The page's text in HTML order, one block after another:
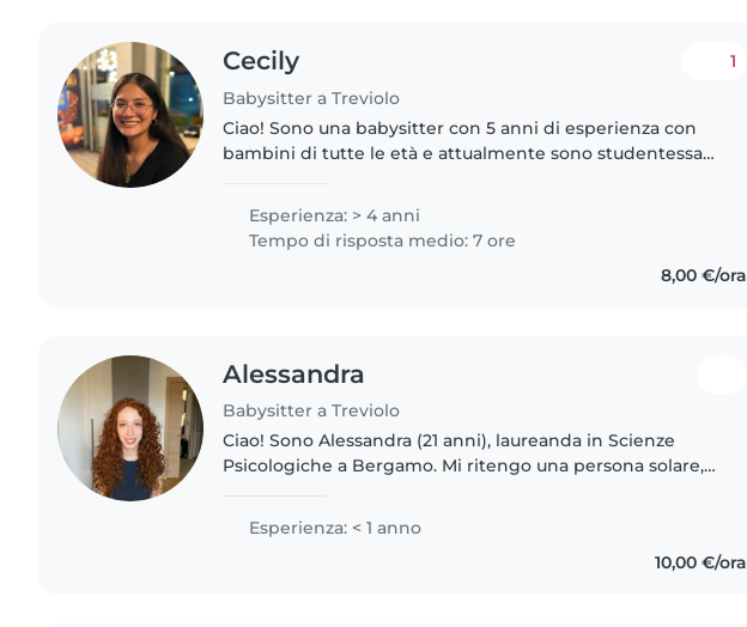
Cecily
Babysitter a Treviolo
1
Ciao! Sono una babysitter con 5 anni di esperienza con
bambini di tutte le età e attualmente sono studentessa
Esperienza: > 4 anni
Tempo di risposta medio: 7 ore
8,00 €/ora
Alessandra
Babysitter a Treviolo
Ciao! Sono Alessandra (21 anni), laureanda in Scienze
Psicologiche a Bergamo. Mi ritengo una persona solare,
tempo con i bambini..
Esperienza: < 1 anno
10,00 €/ora